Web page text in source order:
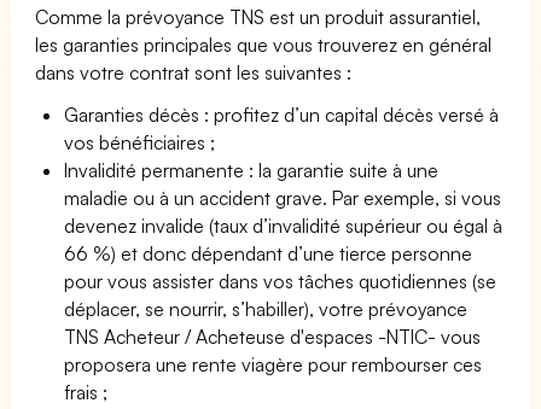
Comme la prévoyance TNS est un produit assurantiel,
les garanties principales que vous trouverez en général
dans votre contrat sont les suivantes :
Garanties décès : profitez d’un capital décès versé à
vos bénéficiaires ;
Invalidité permanente : la garantie suite à une
maladie ou à un accident grave. Par exemple, si vous
devenez invalide (taux d’invalidité supérieur ou égal à
66 %) et donc dépendant d’une tierce personne
pour vous assister dans vos tâches quotidiennes (se
déplacer, se nourrir, s’habiller), votre prévoyance
TNS Acheteur / Acheteuse d'espaces -NTIC- vous
proposera une rente viagère pour rembourser ces
frais ;